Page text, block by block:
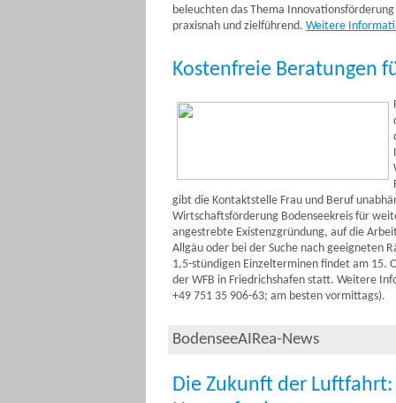
beleuchten das Thema
praxisnah und zielführend. Weitere
Kostenfreie Beratungen
gibt die Kontaktstelle Frau und Beruf
Wirtschaftsförderung Bodenseekreis für
angestrebte Existenzgründung, auf die
Allgäu oder bei der Suche nach geeigneten
1,5-stündigen Einzelterminen findet am 15.
der WFB in Friedrichshafen statt. Weitere
+49 751 35 906-63; am besten vormittags).
BodenseeAIRea-News
Die Zukunft der